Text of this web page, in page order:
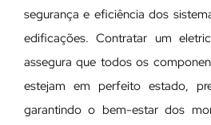
segurança e eficiência dos
edificações. Contratar um
assegura que todos os
estejam em perfeito estado,
garantindo o bem-estar dos